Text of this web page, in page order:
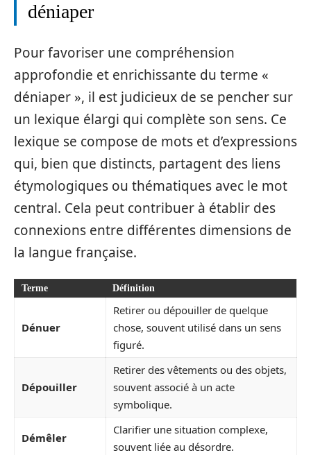
déniaper
Pour favoriser une compréhension
approfondie et enrichissante du terme «
déniaper », il est judicieux de se pencher sur
un lexique élargi qui complète son sens. Ce
lexique se compose de mots et d’expressions
qui, bien que distincts, partagent des liens
étymologiques ou thématiques avec le mot
central. Cela peut contribuer à établir des
connexions entre différentes dimensions de
la langue française.
Terme Définition
Dénuer
Retirer ou dépouiller de quelque
chose, souvent utilisé dans un sens
figuré.
Dépouiller
Retirer des vêtements ou des objets,
souvent associé à un acte
symbolique.
Démêler
Clarifier une situation complexe,
souvent liée au désordre.